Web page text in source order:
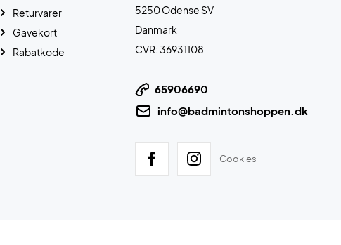
5250 Odense SV
Danmark
CVR: 36931108
65906690
info@badmintonshoppen.dk
Cookies
Returvarer
Gavekort
Rabatkode